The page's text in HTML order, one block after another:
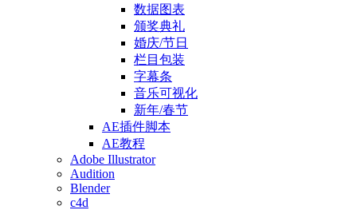
数据图表
颁奖典礼
婚庆/节日
栏目包装
字幕条
音乐可视化
新年/春节
AE插件脚本
AE教程
Adobe Illustrator
Audition
Blender
c4d